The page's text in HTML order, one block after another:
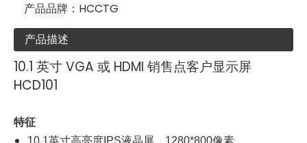
产品品牌： HCCTG
产品描述
10.1 英寸 VGA 或 HDMI 销售点客户显示屏
HCD101
特征
10.1英寸高亮度IPS液晶屏，1280*800像素